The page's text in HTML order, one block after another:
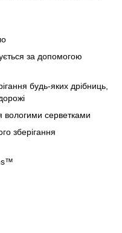
за допомогою
будь-яких дрібниць,
вологими серветками
зберігання